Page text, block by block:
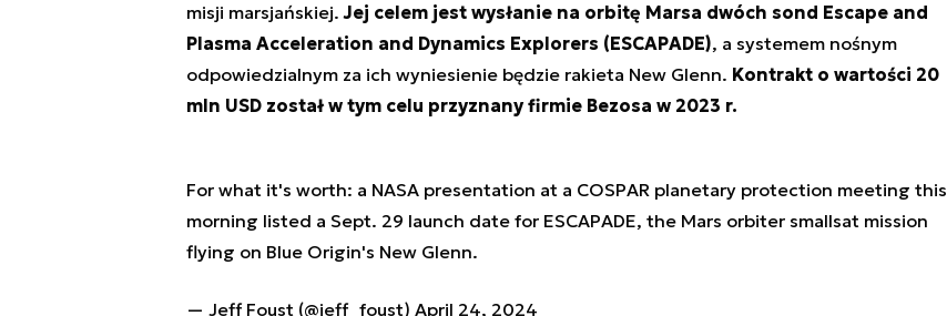
misji marsjańskiej.Jej celem jest wysłanie na orbitę Marsa dwóch sond Escape and
Plasma Acceleration and Dynamics Explorers (ESCAPADE), a systemem nośnym
odpowiedzialnym za ich wyniesienie będzie rakieta New Glenn. Kontrakt o wartości 20
mln USD został w tym celu przyznany firmie Bezosa w 2023 r.
For what it's worth: a NASA presentation at a COSPAR planetary protection meeting this
morning listed a Sept. 29 launch date for ESCAPADE, the Mars orbiter smallsat mission
flying on Blue Origin's New Glenn.
— Jeff Foust (@jeff_foust) April 24, 2024